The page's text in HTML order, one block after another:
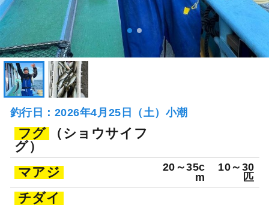
釣行日：2026年4月25日（土）小潮
フグ
（ショウサイフ
グ）
マアジ
20～35c
m
10～30
匹
チダイ